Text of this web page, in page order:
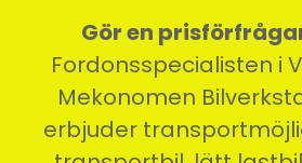
Gör en
Fordonsspecialisten i
Mekonomen
erbjuder